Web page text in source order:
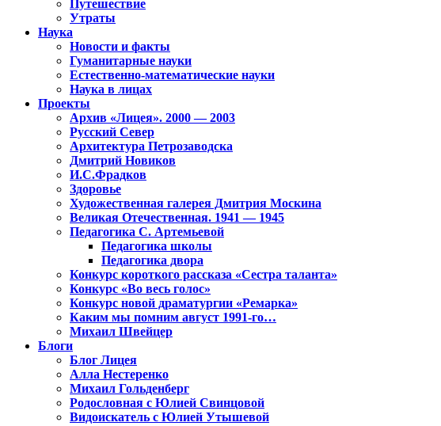
Путешествие
Утраты
Наука
Новости и факты
Гуманитарные науки
Естественно-математические науки
Наука в лицах
Проекты
Архив «Лицея». 2000 — 2003
Русский Север
Архитектура Петрозаводска
Дмитрий Новиков
И.С.Фрадков
Здоровье
Художественная галерея Дмитрия Москина
Великая Отечественная. 1941 — 1945
Педагогика С. Артемьевой
Педагогика школы
Педагогика двора
Конкурс короткого рассказа «Сестра таланта»
Конкурс «Во весь голос»
Конкурс новой драматургии «Ремарка»
Каким мы помним август 1991-го…
Михаил Швейцер
Блоги
Блог Лицея
Алла Нестеренко
Михаил Гольденберг
Родословная с Юлией Свинцовой
Видоискатель с Юлией Утышевой